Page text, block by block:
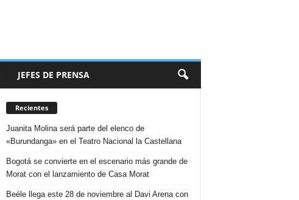
JEFES DE PRENSA
Recientes
Juanita Molina será parte del elenco de
«Burundanga» en el Teatro Nacional la Castellana
Bogotá se convierte en el escenario más grande de
Morat con el lanzamiento de Casa Morat
Beéle llega este 28 de noviembre al Davi Arena con